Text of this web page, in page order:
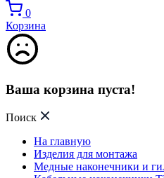
0
Корзина
Ваша корзина пуста!
Поиск
На главную
Изделия для монтажа
Медные наконечники и